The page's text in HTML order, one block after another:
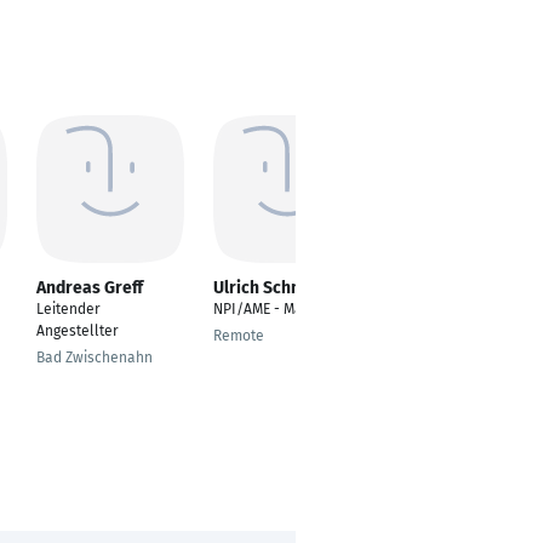
Andreas Greff
Leitender
Angestellter
Bad Zwischenahn
Ulrich Schmitz
NPI/AME - Manager
Remote